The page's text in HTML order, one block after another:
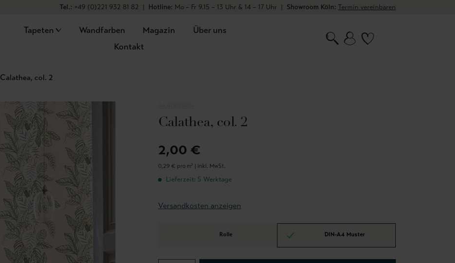
Tel.: +49 (0)221 932 81 82 | Hotline: Mo – Fr 9.15 – 13 Uhr & 14 – 17 Uhr | Showroom Köln: Termin vereinbaren
Tapeten Wandfarben Magazin
Über uns
Kontakt
Calathea, col. 2
Calathea, col. 2
2,00 €
0,29 € pro m² | inkl. MwSt.
Lieferzeit: 5 Werktage
Versandkosten anzeigen
Rolle DIN-A4 Muster